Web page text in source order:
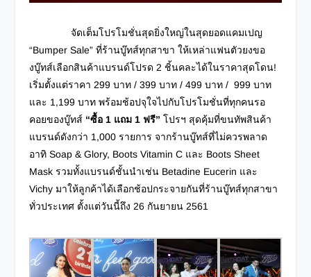
จัดเต็มโปรโมชั่นสุดยิ่งใหญ่ในสุดยอดแคมเปญ
“Bumper Sale” ที่ร้านบู๊ทส์ทุกสาขา ให้เหล่าแฟนตัวยงขอ
งบู๊ทส์เลือกสินค้าแบรนด์โปรด 2 ชิ้นคละได้ในราคาสุดโดน!
เริ่มตั้งแต่ราคา 299 บาท / 399 บาท / 499 บาท / 999 บาท
และ 1,199 บาท พร้อมช้อปจุใจไปกับโปรโมชั่นที่ทุกคนรอ
คอยของบู๊ทส์ “ซื้อ 1 แถม 1 ฟรี”โปรฯ สุดคุ้มที่ขนทัพสินค้า
แบรนด์ดังกว่า 1,000 รายการ จากร้านบู๊ทส์ที่ไม่ควรพลาด
อาทิ Soap & Glory, Boots Vitamin C และ Boots Sheet
Mask รวมทั้งแบรนด์ชั้นนำเช่น Betadine Eucerin และ
Vichy มาให้ลูกค้าได้เลือกช้อปกระจายกันที่ร้านบู๊ทส์ทุกสาขา
ทั่วประเทศ ตั้งแต่วันนี้ถึง 26 กันยายน 2561